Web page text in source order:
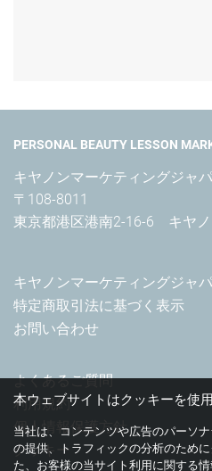
PERSONAL BEAUTY LESSON
キヤノンマーケティングジャ
〒108-8011
東京都港区港南2-16-6　キヤ
キヤノンマーケティングジャ
特定商取引法に基づく表示
お問い合わせ
よくあるご質問
利用規約
個人情報保護方針
クッキー
本ウェブサイトはクッキーを使
当社は、コンテンツや広告のパーソ
の提供、トラフィックの分析のため
た、お客様の当サイト利用に関する